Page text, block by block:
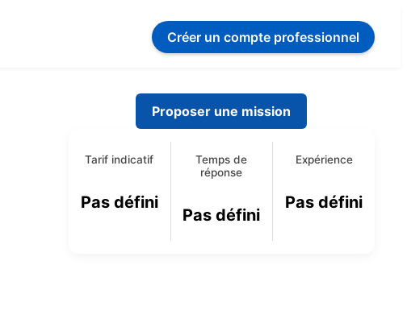
Créer un compte professionnel
Proposer une mission
Tarif indicatif
Pas défini
Temps de
réponse
Pas défini
Expérience
Pas défini